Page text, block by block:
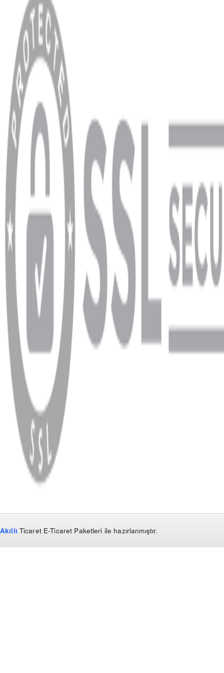
Anasayfa
Hakkımızda
Blog
MÜŞTERİ HİZMETLERİ
Hesabım
Sipariş Sorgulama
Banka Hesap Bilgileri
YARDIM VE DESTEK
Ödeme ve Teslimat Şartları
Garanti ve İade Şartları
info@dukkanhifi.com
0850 441 40 44
info@dukkanhifi.com 0850 441 40 44
Çalışma Saatleri: Pazartesi - Cuma 09:30 - 19:30, Cumartesi 10:00 - 18:00
WhatsApp Facebook
Copyright
2026 Dükkan Hifi
Akıllı Ticaret E-Ticaret Paketleri ile hazırlanmıştır.